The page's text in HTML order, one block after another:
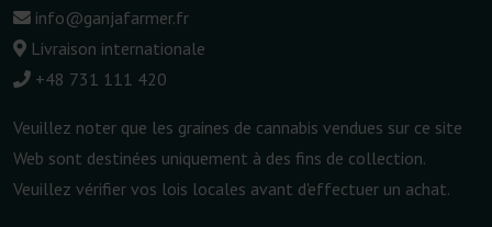
info@ganjafarmer.fr
Livraison internationale
+48 731 111 420
Veuillez noter que les graines de cannabis vendues sur ce site
Web sont destinées uniquement à des fins de collection.
Veuillez vérifier vos lois locales avant d'effectuer un achat.